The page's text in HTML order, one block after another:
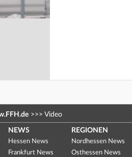
>>> Video
NEWS
Hessen News
Frankfurt News
REGIONEN
Nordhessen News
Osthessen News